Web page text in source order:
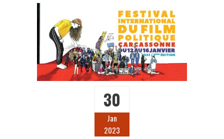
30
Jan
2023